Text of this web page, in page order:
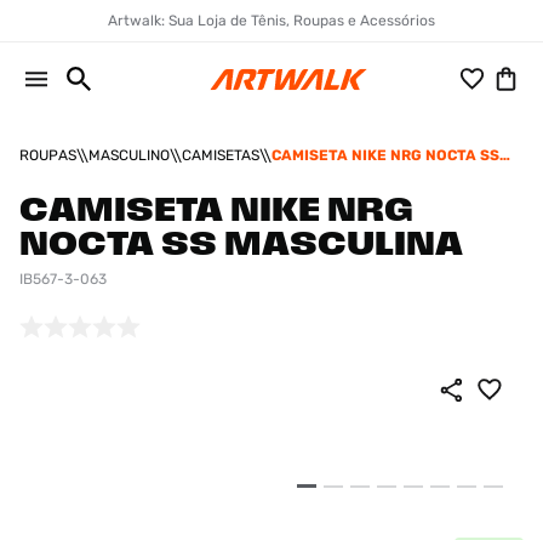
Artwalk: Sua Loja de Tênis, Roupas e Acessórios
ROUPAS MASCULINO CAMISETAS
CAMISETA NIKE NRG NOCTA SS
CAMISETA NIKE NRG
NOCTA SS MASCULINA
IB567-3-063